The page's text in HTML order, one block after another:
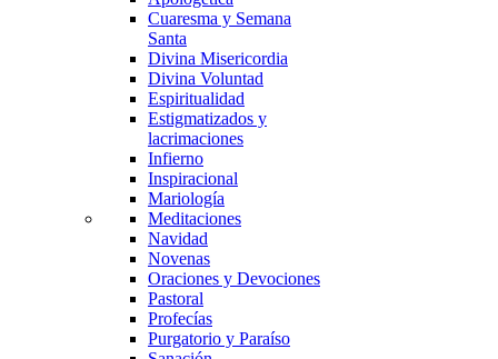
Cuaresma y Semana
Santa
Divina Misericordia
Divina Voluntad
Espiritualidad
Estigmatizados y
lacrimaciones
Infierno
Inspiracional
Mariología
Meditaciones
Navidad
Novenas
Oraciones y Devociones
Pastoral
Profecías
Purgatorio y Paraíso